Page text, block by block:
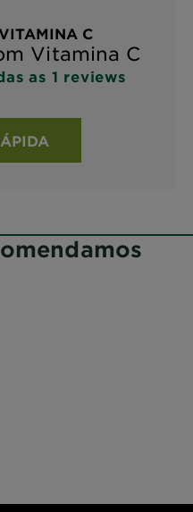
C
Vitamina C
on reviews
as 1 reviews